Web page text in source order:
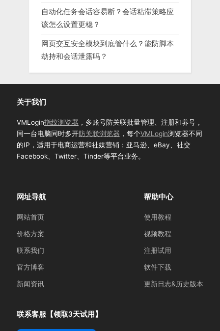
自动化任务会话容易断？会话粘滞策略应
该怎么设置更稳？
网页交互安全模块到底管什么？能防脚本
劫持和会话泄露吗？
关于我们
VMLogin指纹浏览器 ，多账号防关联批量管理、注册和养号，
同一台电脑同时多开防关联浏览器 ，每个VMLogin浏览器不同
的IP，适用于电商运营和社媒营销：亚马逊、eBay、社交
Facebook、Twitter、Tinder等平台业务。
网址导航
网站首页
价格方案
联系我们
官方博客
新闻资讯
帮助中心
使用教程
视频教程
注册试用
软件下载
更新日志&历史版本
联系客服【领取3天试用】